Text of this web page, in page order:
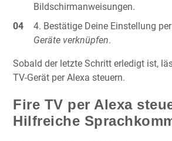
Bildschirmanweisungen.
Bestätige Deine Einstellung
Geräte verknüpfen.
Sobald der letzte Schritt erledigt ist,
TV-Gerät per Alexa steuern.
Fire TV per Alexa
Hilfreiche